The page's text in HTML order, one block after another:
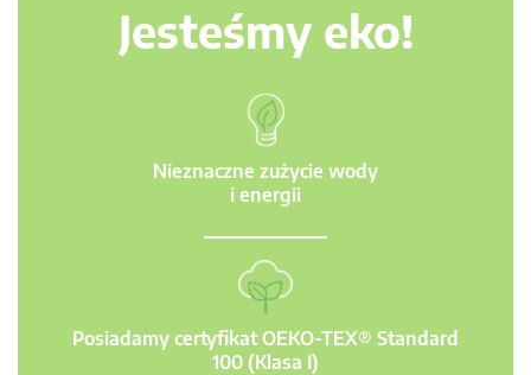
Jesteśmy eko!
Nieznaczne zużycie wody
i energii
Posiadamy certyfikat OEKO-TEX® Standard
100 (Klasa I)